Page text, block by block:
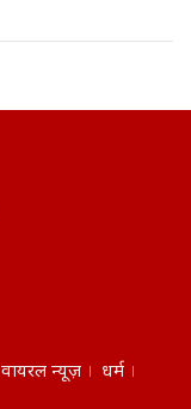
वायरल न्यूज़
धर्म